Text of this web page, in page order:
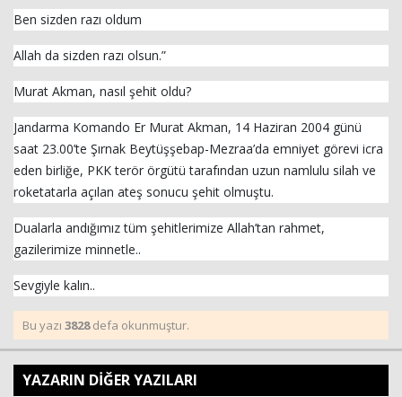
Ben sizden razı oldum
Allah da sizden razı olsun.”
Murat Akman, nasıl şehit oldu?
Jandarma Komando Er Murat Akman, 14 Haziran 2004 günü
saat 23.00’te Şırnak Beytüşşebap-Mezraa’da emniyet görevi icra
eden birliğe, PKK terör örgütü tarafından uzun namlulu silah ve
roketatarla açılan ateş sonucu şehit olmuştu.
Dualarla andığımız tüm şehitlerimize Allah’tan rahmet,
gazilerimize minnetle..
Sevgiyle kalın..
Bu yazı 3828defa okunmuştur.
YAZARIN DİĞER YAZILARI